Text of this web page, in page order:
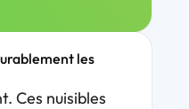
les
Ces nuisibles